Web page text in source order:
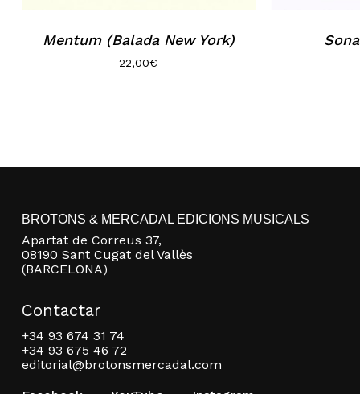
Mentum (Balada New York)
22,00€
BROTONS & MERCADAL EDICIONS MUSICALS
Apartat de Correus 37,
08190 Sant Cugat del Vallès
(BARCELONA)
Contactar
+34 93 674 31 74
+34 93 675 46 72
editorial@brotonsmercadal.com